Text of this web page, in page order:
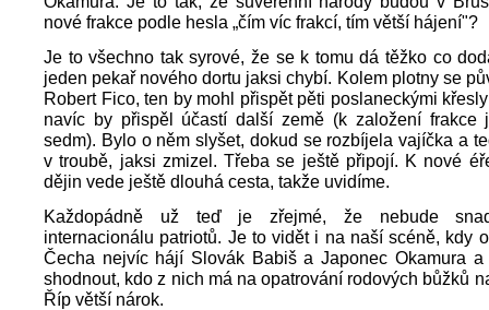
nové frakce podle hesla „čím víc frakcí, tím větší hájení"?
Je to všechno tak syrové, že se k tomu dá těžko co
jeden pekař nového dortu jaksi chybí. Kolem plotny se
Robert Fico, ten by mohl přispět pěti poslaneckými
navíc by přispěl účastí další země (k založení frakce
sedm). Bylo o něm slyšet, dokud se rozbíjela vajíčka a
v troubě, jaksi zmizel. Třeba se ještě připojí. K nové
dějin vede ještě dlouhá cesta, takže uvidíme.
Každopádně už teď je zřejmé, že nebude
internacionálu patriotů. Je to vidět i na naší scéně, kdy
Čecha nejvíc hájí Slovák Babiš a Japonec Okamura a
shodnout, kdo z nich má na opatrování rodových bůžků
Říp větší nárok.